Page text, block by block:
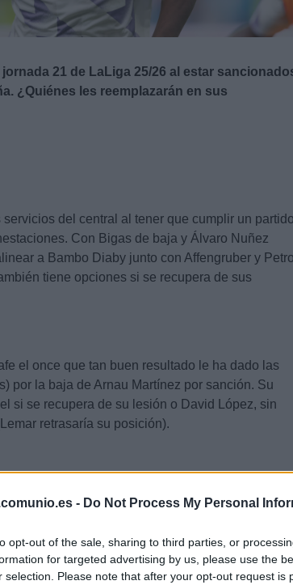
- Do Not Process My Personal
opt-out of the sale, sharing to third parties, or
for targeted advertising by us, please use the
selection. Please note that after your opt-out request is
21 de LaLiga 25/26 al estar
¿Quiénes les reemplazarán en sus
del central al tener que cumplir un partido
Con Bigas de baja y Álvaro Nuñez
a Bambo Diaby junto con Affengruber y
tiene opciones si se recupera de sus
el once que tan buen resultado le ha dado las
por la baja de Arnau Martínez por sanción. Su
si se recupera de su lesión o David López, sin
retrasaría su posición).
para Manolo González en la visita perica a
de sanción por acumulación de amarillas.
suplirle.